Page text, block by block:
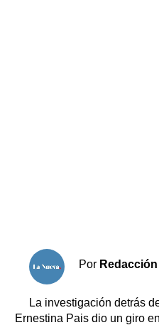
Por
La investigación detrás
Ernestina Pais dio un giro